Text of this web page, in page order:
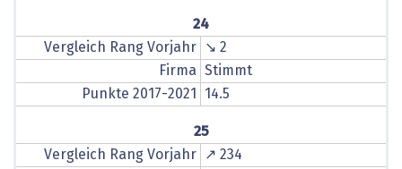
24
Vergleich Rang Vorjahr
↘ 2
Firma
Stimmt
Punkte 2017-2021
14.5
25
Vergleich Rang Vorjahr
↗ 234